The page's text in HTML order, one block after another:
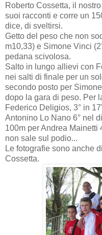
Roberto Cossetta, il
suoi racconti e corre un
dice, di sveltirsi.
Getto del peso che non
m10,33) e Simone Vinci
pedana scivolosa.
Salto in lungo allievi con
nei salti di finale per un
secondo posto per
dopo la gara di peso. Per
Federico Deligios, 3° in
Antonino Lo Nano 6° nel
100m per Andrea Mainetti
non sale sul podio...
Le fotografie sono anche
Cossetta.